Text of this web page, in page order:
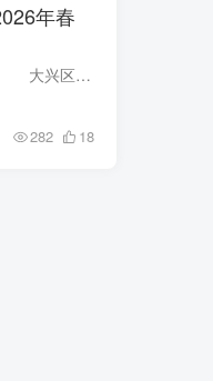
年春
旧宫二幼托育亲子活动 开始报名 大兴区教育服务热线：69222899 旧宫二幼家长沟通热线 园长汪老师：18618490365 前勤负责人张老师：67...
282 18